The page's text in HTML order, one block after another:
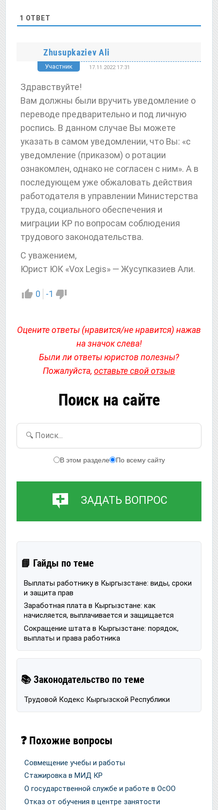
1 ОТВЕТ
Zhusupkaziev Ali
Участник 17.11.2022 17:31
Здравствуйте!
Вам должны были вручить уведомление о
переводе предварительно и под личную
роспись. В данном случае Вы можете
указать в самом уведомлении, что Вы: «с
уведомление (приказом) о ротации
ознакомлен, однако не согласен с ним». А в
последующем уже обжаловать действия
работодателя в управлении Министерства
труда, социального обеспечения и
миграции КР по вопросам соблюдения
трудового законодательства.
С уважением,
Юрист ЮК «Vox Legis» — Жусупказиев Али.
0 -1
Оцените ответы (нравится/не нравится) нажав
на значок слева!
Были ли ответы юристов полезны?
Пожалуйста, оставьте свой отзыв
Поиск на сайте
🔍 Поиск...
В этом разделе По всему сайту
ЗАДАТЬ ВОПРОС
📘 Гайды по теме
Выплаты работнику в Кыргызстане: виды, сроки
и защита прав
Заработная плата в Кыргызстане: как
начисляется, выплачивается и защищается
Сокращение штата в Кыргызстане: порядок,
выплаты и права работника
📚 Законодательство по теме
Трудовой Кодекс Кыргызской Республики
❓ Похожие вопросы
Совмещение учебы и работы
Стажировка в МИД КР
О государственной службе и работе в ОсОО
Отказ от обучения в центре занятости